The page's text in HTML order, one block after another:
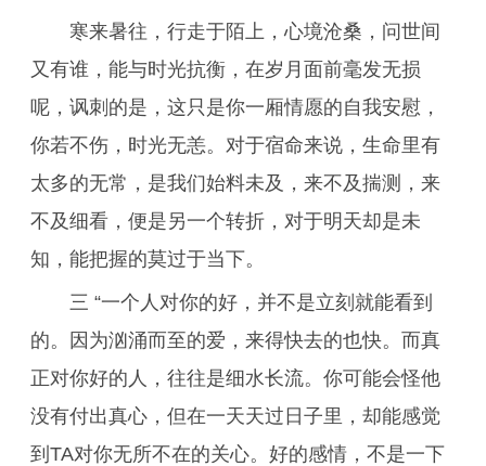
寒来暑往，行走于陌上，心境沧桑，问世间
又有谁，能与时光抗衡，在岁月面前毫发无损
呢，讽刺的是，这只是你一厢情愿的自我安慰，
你若不伤，时光无恙。对于宿命来说，生命里有
太多的无常，是我们始料未及，来不及揣测，来
不及细看，便是另一个转折，对于明天却是未
知，能把握的莫过于当下。
三 “一个人对你的好，并不是立刻就能看到
的。因为汹涌而至的爱，来得快去的也快。而真
正对你好的人，往往是细水长流。你可能会怪他
没有付出真心，但在一天天过日子里，却能感觉
到TA对你无所不在的关心。好的感情，不是一下